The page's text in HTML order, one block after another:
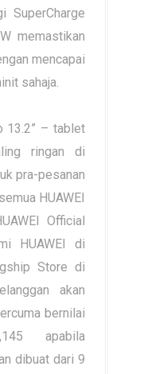
SuperCharge
memastikan
mencapai
sahaja.
13.2” – tablet
ringan di
pra-pesanan
HUAWEI
Official
HUAWEI di
Store di
akan
bernilai
apabila
dibuat dari 9